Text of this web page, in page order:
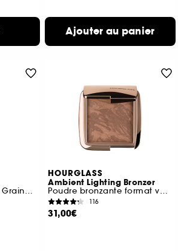
Ajouter au panier
Huile à Lèvres Glossy Graines de Cerise & Céramide
HOURGLASS
Ambient Lighting Bronzer
Poudre bronzante format voyage
116
31,00€